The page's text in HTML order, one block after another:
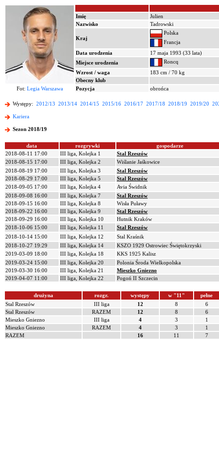
Imię
Julien
Nazwisko
Tadrowski
Kraj
Polska
Francja
Data urodzenia
17 maja 1993 (33 lata)
Miejsce urodzenia
Roncq
Wzrost / waga
183 cm / 70 kg
Obecny klub
Fot: Legia Warszawa Pozycja obrońca
Występy: 2012/13 2013/14 2014/15 2015/16 2016/17 2017/18 2018/19 2019/20
Kariera
Sezon 2018/19
data rozgrywki
gospodarze
2018-08-11 17:00
III liga, Kolejka 1
Stal Rzeszów
2018-08-15 17:00
III liga, Kolejka 2
Wiślanie Jaśkowice
2018-08-19 17:00
III liga, Kolejka 3
Stal Rzeszów
2018-08-29 17:00
III liga, Kolejka 5
Stal Rzeszów
2018-09-05 17:00
III liga, Kolejka 4
Avia Świdnik
2018-09-08 16:00
III liga, Kolejka 7
Stal Rzeszów
2018-09-15 16:00
III liga, Kolejka 8
Wisła Puławy
2018-09-22 16:00
III liga, Kolejka 9
Stal Rzeszów
2018-09-29 16:00
III liga, Kolejka 10
Hutnik Kraków
2018-10-06 15:00
III liga, Kolejka 11
Stal Rzeszów
2018-10-14 15:00
III liga, Kolejka 12
Stal Kraśnik
2018-10-27 19:29
III liga, Kolejka 14
KSZO 1929 Ostrowiec Świętokrzyski
2019-03-09 18:00
III liga, Kolejka 18
KKS 1925 Kalisz
2019-03-24 15:00
III liga, Kolejka 20
Polonia Środa Wielkopolska
2019-03-30 16:00
III liga, Kolejka 21
Mieszko Gniezno
2019-04-07 11:00
III liga, Kolejka 22 Pogoń II Szczecin
drużyna rozgr. występy w "11"
pełne
Stal Rzeszów
III liga 12 8
6
Stal Rzeszów
RAZEM 12 8
6
Mieszko Gniezno
III liga 4 3
1
Mieszko Gniezno
RAZEM 4 3
1
RAZEM
16 11 7